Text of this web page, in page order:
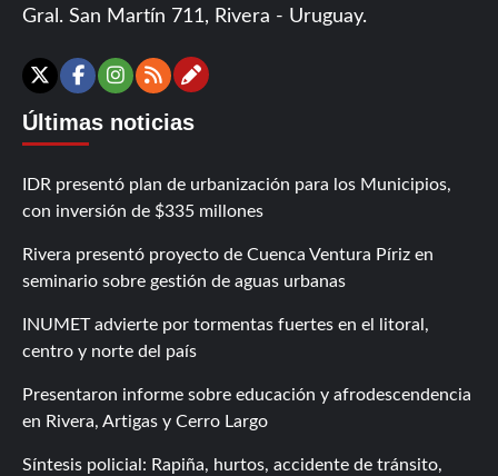
Gral. San Martín 711, Rivera - Uruguay.
X Facebook
Instagram
RSSContáctanos
Últimas noticias
IDR presentó plan de urbanización para los Municipios,
con inversión de $335 millones
Rivera presentó proyecto de Cuenca Ventura Píriz en
seminario sobre gestión de aguas urbanas
INUMET advierte por tormentas fuertes en el litoral,
centro y norte del país
Presentaron informe sobre educación y afrodescendencia
en Rivera, Artigas y Cerro Largo
Síntesis policial: Rapiña, hurtos, accidente de tránsito,